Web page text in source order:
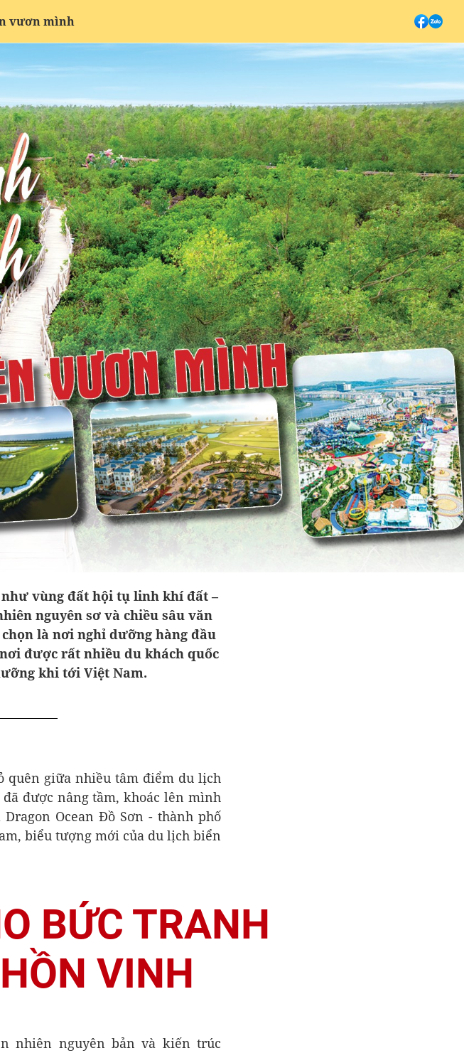
vươn mình
vùng đất hội tụ linh khí đất –
nguyên sơ và chiều sâu văn
là nơi nghỉ dưỡng hàng đầu
được rất nhiều du khách quốc
khi tới Việt Nam.
quên giữa nhiều tâm điểm du lịch
được nâng tầm, khoác lên mình
Ocean Đồ Sơn - thành phố
biểu tượng mới của du lịch biển
BỨC TRANH
VINH
nhiên nguyên bản và kiến trúc